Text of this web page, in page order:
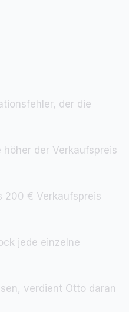
der die
der Verkaufspreis
200 € Verkaufspreis
jede einzelne
verdient Otto daran